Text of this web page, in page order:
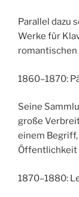
Parallel dazu
Werke für
romantischen
1860–1870:
Seine
große
einem
Öffentlichkeit
1870–1880: